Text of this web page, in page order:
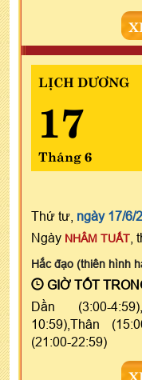
LỊCH DƯƠNG
17
Tháng 6
Thứ tư, ngày 17/6/
Ngày NHÂM TUẤT ,
Hắc đạo (thiên hình
GIỜ TỐT
Dần (3:00-
10:59),Thân
(21:00-22:59)